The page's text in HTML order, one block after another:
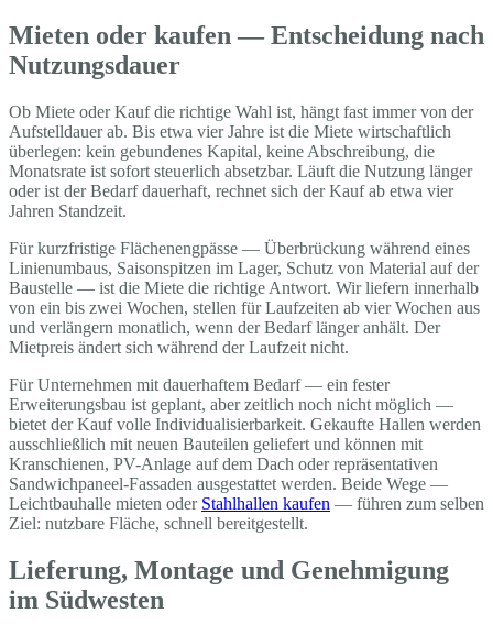
Mieten oder kaufen — Entscheidung nach
Nutzungsdauer
Ob Miete oder Kauf die richtige Wahl ist, hängt fast immer von der
Aufstelldauer ab. Bis etwa vier Jahre ist die Miete wirtschaftlich
überlegen: kein gebundenes Kapital, keine Abschreibung, die
Monatsrate ist sofort steuerlich absetzbar. Läuft die Nutzung länger
oder ist der Bedarf dauerhaft, rechnet sich der Kauf ab etwa vier
Jahren Standzeit.
Für kurzfristige Flächenengpässe — Überbrückung während eines
Linienumbaus, Saisonspitzen im Lager, Schutz von Material auf der
Baustelle — ist die Miete die richtige Antwort. Wir liefern innerhalb
von ein bis zwei Wochen, stellen für Laufzeiten ab vier Wochen aus
und verlängern monatlich, wenn der Bedarf länger anhält. Der
Mietpreis ändert sich während der Laufzeit nicht.
Für Unternehmen mit dauerhaftem Bedarf — ein fester
Erweiterungsbau ist geplant, aber zeitlich noch nicht möglich —
bietet der Kauf volle Individualisierbarkeit. Gekaufte Hallen werden
ausschließlich mit neuen Bauteilen geliefert und können mit
Kranschienen, PV-Anlage auf dem Dach oder repräsentativen
Sandwichpaneel-Fassaden ausgestattet werden. Beide Wege —
Leichtbauhalle mieten oder Stahlhallen kaufen — führen zum selben
Ziel: nutzbare Fläche, schnell bereitgestellt.
Lieferung, Montage und Genehmigung
im Südwesten